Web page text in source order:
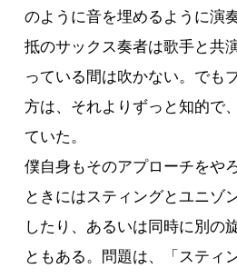
のように音を埋めるように演
抵のサックス奏者は歌手と共
っている間は吹かない。でも
方は、それよりずっと知的で
ていた。
僕自身もそのアプローチをや
ときにはスティングとユニゾ
したり、あるいは同時に別の
ともある。問題は、「スティ